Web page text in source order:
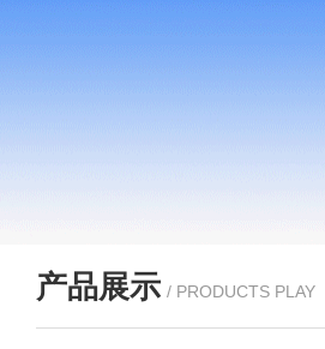
产品展示 / PRODUCTS PLAY